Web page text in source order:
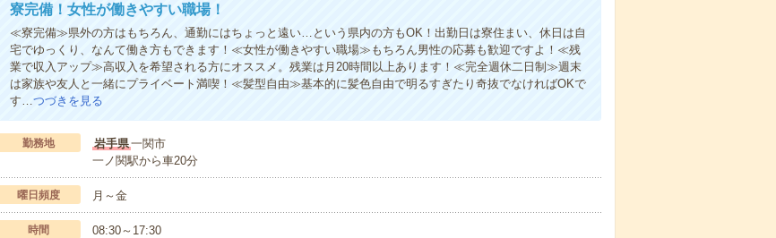
寮完備！女性が働きやすい職場！
≪寮完備≫県外の方はもちろん、通勤にはちょっと遠い…という県内の方もOK！出勤日は寮住まい、休日は自
宅でゆっくり、なんて働き方もできます！≪女性が働きやすい職場≫もちろん男性の応募も歓迎ですよ！≪残
業で収入アップ≫高収入を希望される方にオススメ。残業は月20時間以上あります！≪完全週休二日制≫週末
は家族や友人と一緒にプライベート満喫！≪髪型自由≫基本的に髪色自由で明るすぎたり奇抜でなければOKで
す… つづきを見る
勤務地 岩手県一関市
一ノ関駅から車20分
曜日頻度 月～金
時間 08:30～17:30